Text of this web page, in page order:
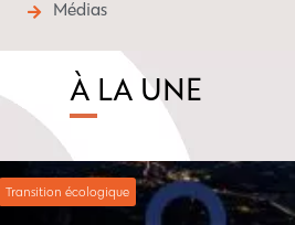
Médias
À LA UNE
Transition écologique